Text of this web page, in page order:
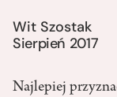
Wit Szostak
Sierpień 2017
Najlepiej